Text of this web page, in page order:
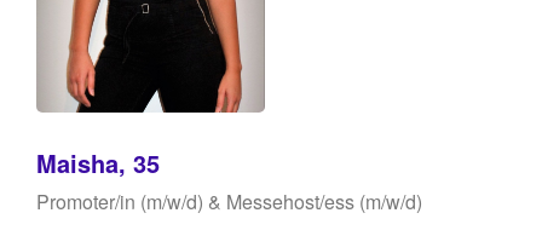
Maisha, 35
Promoter/in (m/w/d) & Messehost/ess (m/w/d)